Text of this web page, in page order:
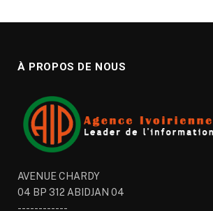
À PROPOS DE NOUS
AVENUE CHARDY
04 BP 312 ABIDJAN 04
------------